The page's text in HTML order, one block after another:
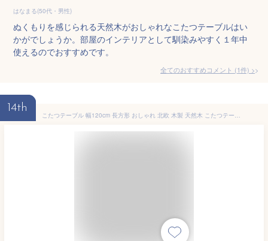
はなまる(50代・男性)
ぬくもりを感じられる天然木がおしゃれなこたつテーブルはい
かがでしょうか。部屋のインテリアとして馴染みやすく１年中
使えるのでおすすめです。
全てのおすすめコメント (1件) >
14th
こたつテーブル 幅120cm 長方形 おしゃれ 北欧 木製 天然木 こたつテーブル 大きめ 炬燵 丸脚 遠赤外線 フラットヒーター カーボンヒーター シンプル モダン ブラウン